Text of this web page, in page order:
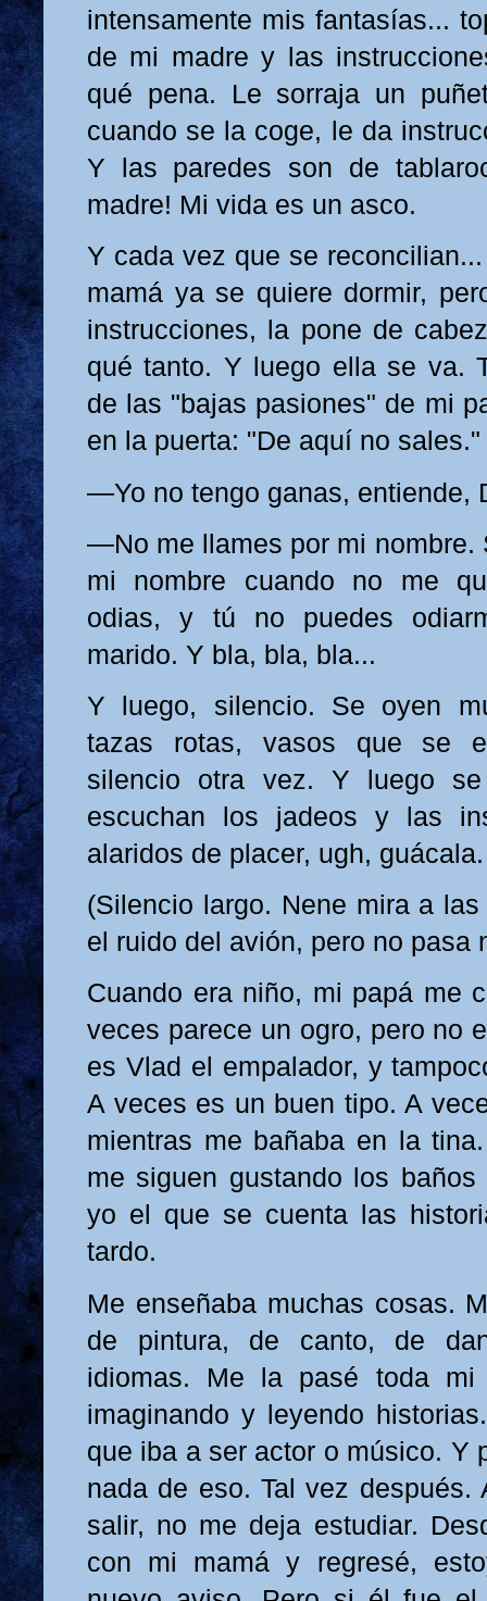
intensamente mis fantasías...
de mi madre y las
qué pena. Le sorraja un
cuando se la coge, le da
Y las paredes son de
madre! Mi vida es un asco.
Y cada vez que se
mamá ya se quiere dormir,
instrucciones, la pone de
qué tanto. Y luego ella se va.
de las "bajas pasiones" de mi
en la puerta: "De aquí no sales."
—Yo no tengo ganas, entiende,
—No me llames por mi nombre.
mi nombre cuando no me
odias, y tú no puedes
marido. Y bla, bla, bla...
Y luego, silencio. Se oyen
tazas rotas, vasos que se
silencio otra vez. Y luego
escuchan los jadeos y las
alaridos de placer, ugh, guácala.
(Silencio largo. Nene mira a
el ruido del avión, pero no pasa
Cuando era niño, mi papá me
veces parece un ogro, pero no
es Vlad el empalador, y
A veces es un buen tipo. A
mientras me bañaba en la
me siguen gustando los
yo el que se cuenta las
tardo.
Me enseñaba muchas cosas.
de pintura, de canto, de
idiomas. Me la pasé toda mi
imaginando y leyendo
que iba a ser actor o músico. Y
nada de eso. Tal vez después.
salir, no me deja estudiar.
con mi mamá y regresé,